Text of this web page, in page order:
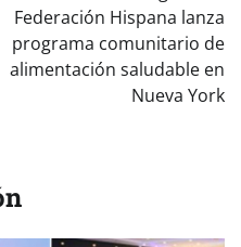
Federación Hispana lanza
programa comunitario de
alimentación saludable en
Nueva York